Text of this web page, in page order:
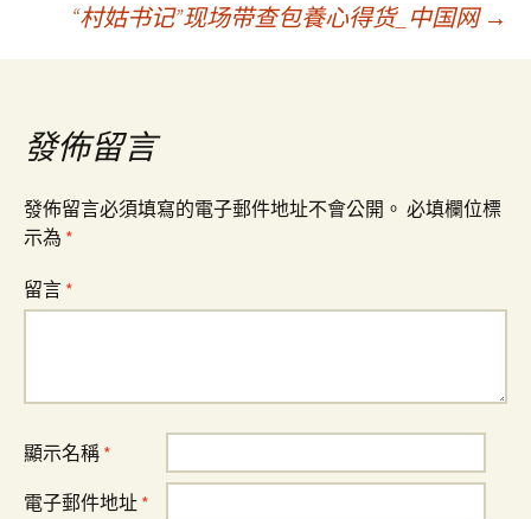
導
覽
“村姑书记”现场带查包養心得货_中国网 →
發佈留言
發佈留言必須填寫的電子郵件地址不會公開。 必填欄位標
示為 *
留言 *
顯示名稱 *
電子郵件地址 *